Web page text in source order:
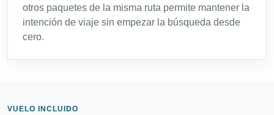
otros paquetes de la misma ruta permite mantener la
intención de viaje sin empezar la búsqueda desde
cero.
VUELO INCLUIDO